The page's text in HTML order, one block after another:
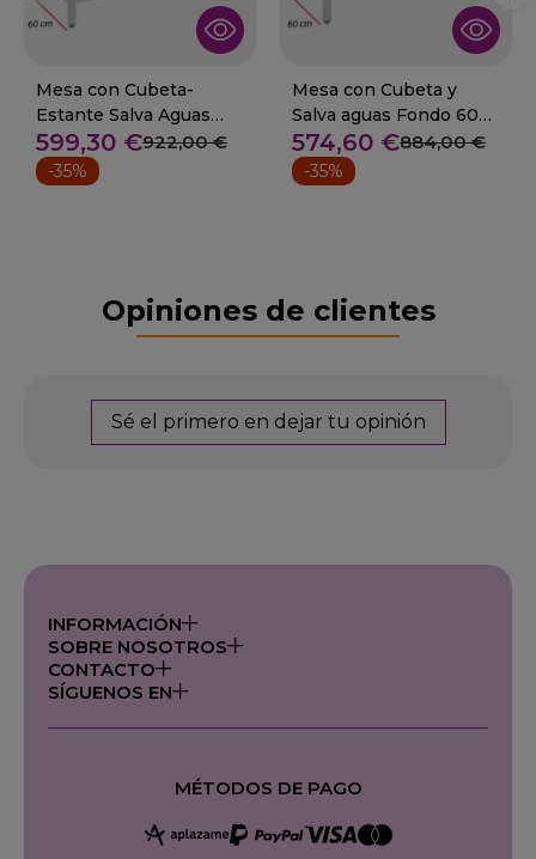
Mesa con Cubeta-
Estante Salva Aguas
Fondo 60 cm De 100 a
200 cm
599,30 €922,00 €
-35%
Mesa con Cubeta y
Salva aguas Fondo 60
cm. Dede 100 a 200 cm
574,60 €884,00 €
-35%
Opiniones de clientes
Sé el primero en dejar tu opinión
INFORMACIÓN
SOBRE NOSOTROS
CONTACTO
SÍGUENOS EN
MÉTODOS DE PAGO